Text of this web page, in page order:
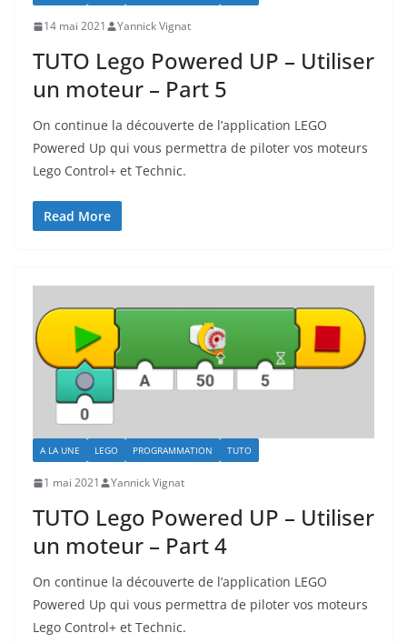
14 mai 2021 Yannick Vignat
TUTO Lego Powered UP – Utiliser
un moteur – Part 5
On continue la découverte de l’application LEGO
Powered Up qui vous permettra de piloter vos moteurs
Lego Control+ et Technic.
Read More
A LA UNE LEGO PROGRAMMATION TUTO
1 mai 2021 Yannick Vignat
TUTO Lego Powered UP – Utiliser
un moteur – Part 4
On continue la découverte de l’application LEGO
Powered Up qui vous permettra de piloter vos moteurs
Lego Control+ et Technic.